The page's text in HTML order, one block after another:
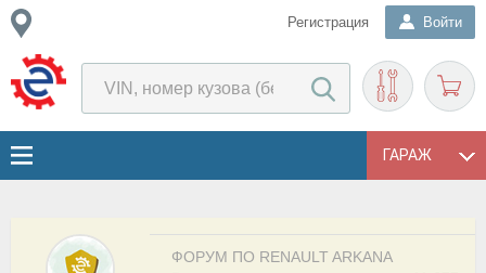
Регистрация Войти
ГАРАЖ
ФОРУМ ПО RENAULT ARKANA